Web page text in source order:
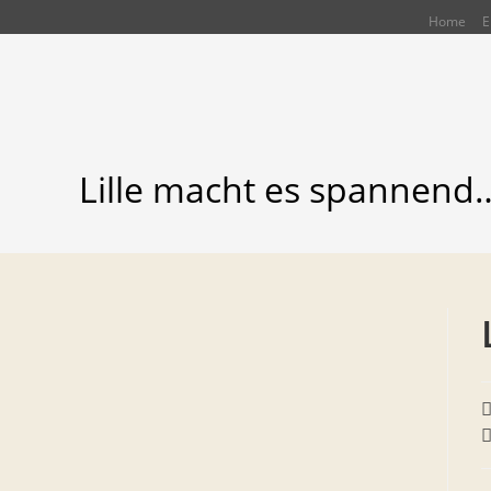
Inhalt
Home
Lille macht es